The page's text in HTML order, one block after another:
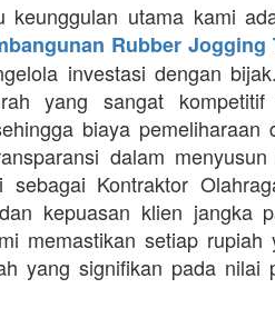
keunggulan utama kami
Rubber Jogging
investasi dengan
yang sangat kompetitif
biaya
dalam
sebagai Kontraktor
kepuasan klien jangka
memastikan setiap
yang signifikan pada nilai